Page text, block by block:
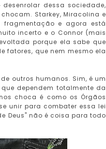
dessa sociedade,
Starkey, Miracolina e
fragmentação e agora está
incerto e o Connor (mais
porque ela sabe que
fatores, que nem mesmo ela
outros humanos. Sim, é um
dependem totalmente da
choca é como os Órgãos
unir para combater essa lei
Deus" não é coisa para todo